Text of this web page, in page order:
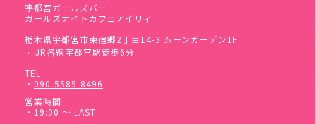
宇都宮ガールズバー
ガールズナイトカフェアイリィ
栃木県宇都宮市東宿郷2丁目14-3 ムーンガーデン1F
・ JR各線宇都宮駅徒歩6分
TEL
・ 090-5585-8496
営業時間
・19:00 ～ LAST